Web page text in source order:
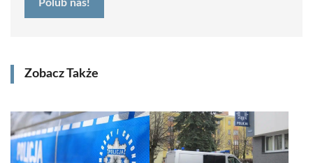
Polub nas!
Zobacz Także